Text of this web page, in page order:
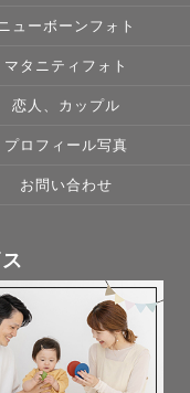
ニューボーンフォト
マタニティフォト
恋人、カップル
プロフィール写真
お問い合わせ